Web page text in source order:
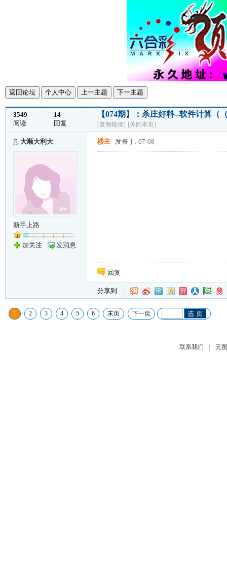
返回论坛 个人中心 上一主题 下一主题
3549
阅读
14
回复
【074期】：杀庄好料--软件计算
[复制链接] [关闭本页]
大顺大利大
新手上路
加关注 发消息
楼主 发表于: 07-08
回复
分享到
1 2 3 4 5 6 末页 下一页 选 页
联系我们 | 无